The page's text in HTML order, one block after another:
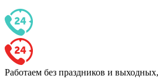
Работаем без праздников и